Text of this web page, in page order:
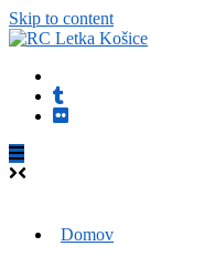
Skip to content
Domov